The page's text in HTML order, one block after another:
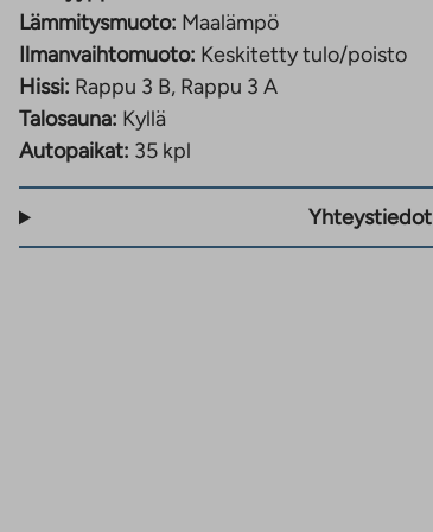
Lämmitysmuoto: Maalämpö
Ilmanvaihtomuoto: Keskitetty tulo/poisto
Hissi: Rappu 3 B, Rappu 3 A
Talosauna: Kyllä
Autopaikat: 35 kpl
Yhteystiedot